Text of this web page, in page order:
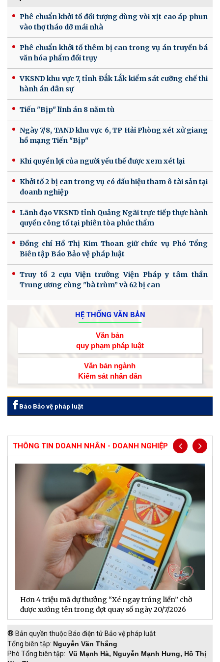
Phê chuẩn khởi tố đối tượng dùng vòi xịt cao áp phun
vào thợ tháo dỡ mái nhà
Phê chuẩn khởi tố thêm bị can trong vụ án truyền bá
văn hóa phẩm đồi trụy
VKSND khu vực 7, tỉnh Đắk Lắk kiểm sát cưỡng chế thi
hành án dân sự
Tiến "Bịp" lĩnh án 8 năm tù
Ngày 7/8, TAND khu vực 6, TP Hải Phòng xét xử giang
hồ mạng Tiến "Bịp"
Khi quyền lợi của người yếu thế được xem xét lại
Khởi tố 2 bị can trong vụ có dấu hiệu tham ô tài sản tại
doanh nghiệp
Lãnh đạo VKSND tỉnh Quảng Ngãi trực tiếp thực hành
quyền công tố tại phiên tòa phúc thẩm
Đồng chí Hồ Thị Kim Thoan giữ chức vụ Phó Tổng
Biên tập Báo Bảo vệ pháp luật
Truy tố 2 cựu Viện trưởng Viện Pháp y tâm thần
Trung ương cùng "bà trùm” và 62 bị can
HỆ THỐNG VĂN BẢN
Văn bản
quy phạm pháp luật
Văn bản ngành
Kiểm sát nhân dân
Báo Bảo vệ pháp luật
THÔNG TIN DOANH NHÂN - DOANH NGHIỆP
Hơn 4 triệu mã dự thưởng “Xé ngay trúng liền” chờ
được xướng tên trong đợt quay số ngày 20/7/2026
® Bản quyền thuộc Báo điện tử Bảo vệ pháp luật
Tổng biên tập: Nguyễn Văn Thắng
Phó Tổng biên tập: Vũ Mạnh Hà, Nguyễn Mạnh Hưng, Hồ Thị